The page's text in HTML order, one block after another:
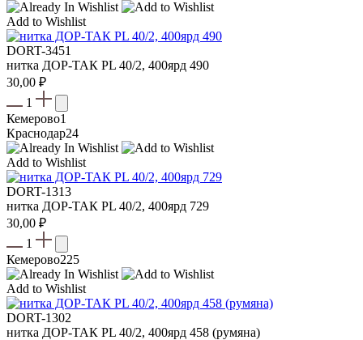
Add to Wishlist
DORT-3451
нитка ДОР-ТАК PL 40/2, 400ярд 490
30,00 ₽
1
Кемерово1
Краснодар24
Add to Wishlist
DORT-1313
нитка ДОР-ТАК PL 40/2, 400ярд 729
30,00 ₽
1
Кемерово225
Add to Wishlist
DORT-1302
нитка ДОР-ТАК PL 40/2, 400ярд 458 (румяна)